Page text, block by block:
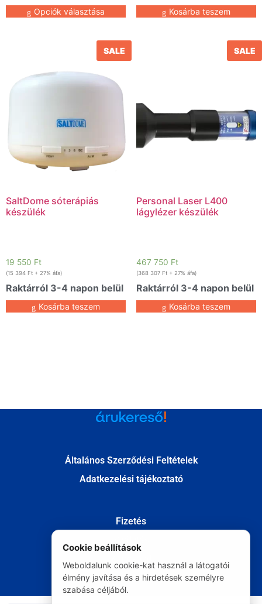
Opciók választása Kosárba teszem
SALE
SaltDome sóterápiás
készülék
19 550 Ft
(15 394 Ft + 27% áfa)
Raktárról 3-4 napon belül
Kosárba teszem
SALE
Personal Laser L400
lágylézer készülék
467 750 Ft
(368 307 Ft+ 27% áfa)
Raktárról 3-4 napon belül
Kosárba teszem
Általános Szerződési Feltételek
Adatkezelési tájékoztató
Fizetés
Elállás
© Minden jog fenntartva 2020
Cookie beállítások
Weboldalunk cookie-kat használ a látogatói
élmény javítása és a hirdetések személyre
szabása céljából.